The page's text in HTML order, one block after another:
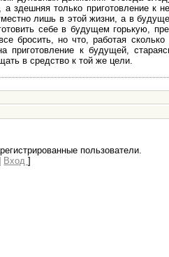
здешняя только приготовление к
лишь в этой жизни, а в
себе в будущем горькую,
бросить, но что, работая
приготовление к будущей,
в средство к той же цели.
пользователи.
Вход]